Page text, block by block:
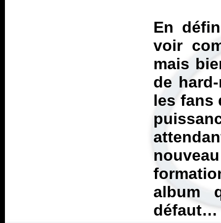
En
voir
mais
de
les fans
album
défaut…